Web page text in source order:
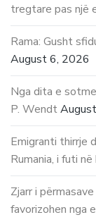
tregtare pas një
Rama: Gusht
August 6, 2026
Nga dita e
P. Wendt
Emigranti thirrje
Rumania, i futi
Zjarr i
favorizohen nga